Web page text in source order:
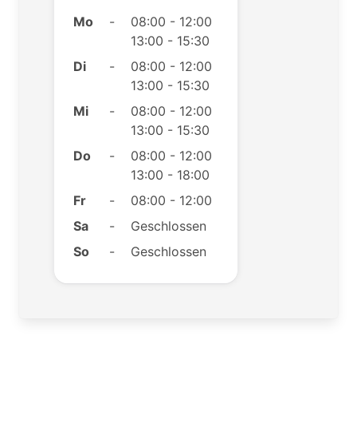
Mo -
08:00 - 12:00
13:00 - 15:30
Di
-
08:00 - 12:00
13:00 - 15:30
Mi
-
08:00 - 12:00
13:00 - 15:30
Do
-
08:00 - 12:00
13:00 - 18:00
Fr
-
08:00 - 12:00
Sa
-
Geschlossen
So
- Geschlossen